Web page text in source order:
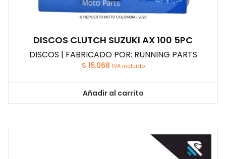
DISCOS CLUTCH SUZUKI AX 100 5PC
DISCOS | FABRICADO POR: RUNNING PARTS
$ 15.068 IVA incluido
Añadir al carrito